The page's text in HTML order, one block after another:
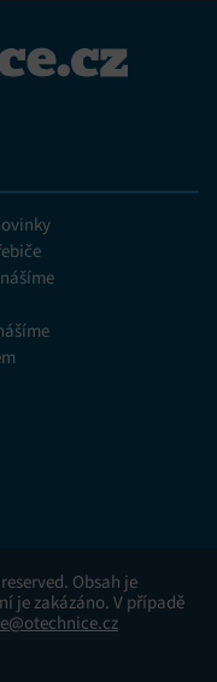
Obsah je
je zakázáno. V případě